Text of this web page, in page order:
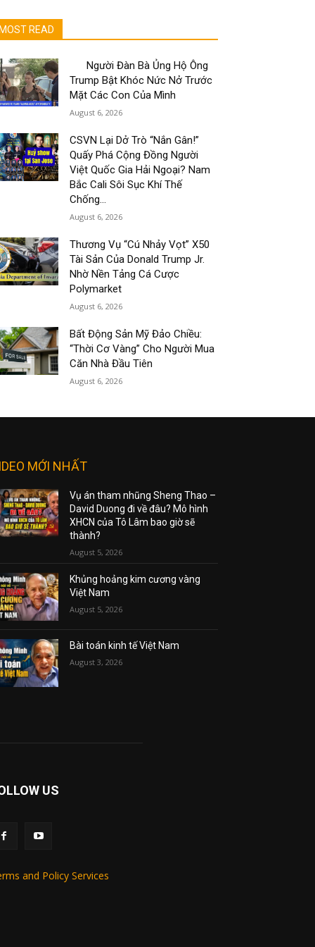
MOST READ
Người Đàn Bà Ủng Hộ Ông
Trump Bật Khóc Nức Nở Trước
Mặt Các Con Của Mình
August 6, 2026
CSVN Lại Dở Trò “Nắn Gân!”
Quấy Phá Cộng Đồng Người
Việt Quốc Gia Hải Ngoại? Nam
Bắc Cali Sôi Sục Khí Thế
Chống...
August 6, 2026
Thương Vụ “Cú Nhảy Vọt” X50
Tài Sản Của Donald Trump Jr.
Nhờ Nền Tảng Cá Cược
Polymarket
August 6, 2026
Bất Động Sản Mỹ Đảo Chiều:
“Thời Cơ Vàng” Cho Người Mua
Căn Nhà Đầu Tiên
August 6, 2026
MỚI NHẤT
Vụ án tham nhũng Sheng Thao –
David Duong đi về đâu? Mô hình
XHCN của Tô Lâm bao giờ sẽ
thành?
August 5, 2026
Khủng hoảng kim cương vàng
Việt Nam
August 5, 2026
Bài toán kinh tế Việt Nam
August 3, 2026
US
and Policy Services